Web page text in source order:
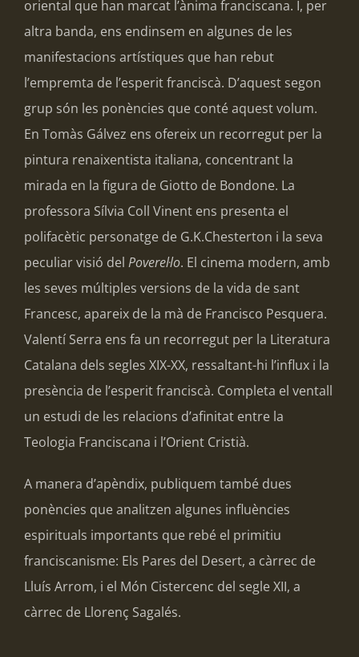
oriental que han marcat l’ànima franciscana. I, per
altra banda, ens endinsem en algunes de les
manifestacions artístiques que han rebut
l’empremta de l’esperit franciscà. D’aquest segon
grup són les ponències que conté aquest volum.
En Tomàs Gálvez ens ofereix un recorregut per la
pintura renaixentista italiana, concentrant la
mirada en la figura de Giotto de Bondone. La
professora Sílvia Coll Vinent ens presenta el
polifacètic personatge de G.K.Chesterton i la seva
peculiar visió del Poverel·lo. El cinema modern, amb
les seves múltiples versions de la vida de sant
Francesc, apareix de la mà de Francisco Pesquera.
Valentí Serra ens fa un recorregut per la Literatura
Catalana dels segles XIX-XX, ressaltant-hi l’influx i la
presència de l’esperit franciscà. Completa el ventall
un estudi de les relacions d’afinitat entre la
Teologia Franciscana i l’Orient Cristià.
A manera d’apèndix, publiquem també dues
ponències que analitzen algunes influències
espirituals importants que rebé el primitiu
franciscanisme: Els Pares del Desert, a càrrec de
Lluís Arrom, i el Món Cistercenc del segle XII, a
càrrec de Llorenç Sagalés.